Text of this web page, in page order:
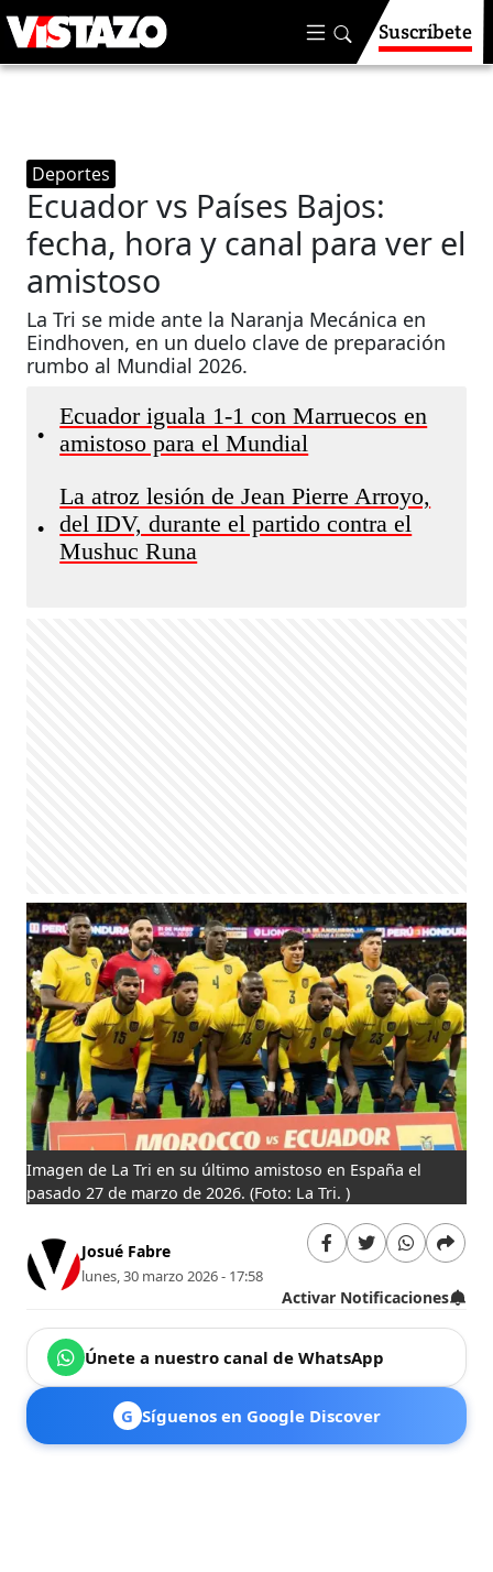
Suscríbete
Deportes
Ecuador vs Países Bajos:
fecha, hora y canal para ver el
amistoso
La Tri se mide ante la Naranja Mecánica en
Eindhoven, en un duelo clave de preparación
rumbo al Mundial 2026.
•
Ecuador iguala 1-1 con Marruecos en
amistoso para el Mundial
•
La atroz lesión de Jean Pierre Arroyo,
del IDV, durante el partido contra el
Mushuc Runa
Imagen de La Tri en su último amistoso en España el
pasado 27 de marzo de 2026. (Foto: La Tri. )
Josué Fabre
lunes, 30 marzo 2026 - 17:58
Activar Notificaciones
Únete a nuestro canal de WhatsApp
G Síguenos en Google Discover